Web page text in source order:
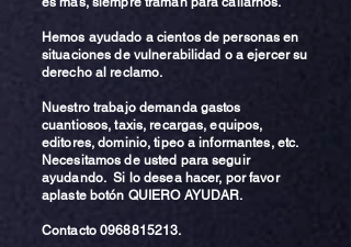
Hemos ayudado a cientos de personas en
situaciones de vulnerabilidad o a ejercer su
derecho al reclamo.
Nuestro trabajo demanda gastos
cuantiosos, taxis, recargas, equipos,
editores, dominio, tipeo a informantes, etc.
Necesitamos de usted para seguir
ayudando. Si lo desea hacer, por favor
aplaste botón QUIERO AYUDAR.
Contacto0968815213.